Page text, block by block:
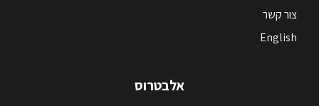
צור קשר
English
אלבטרוס